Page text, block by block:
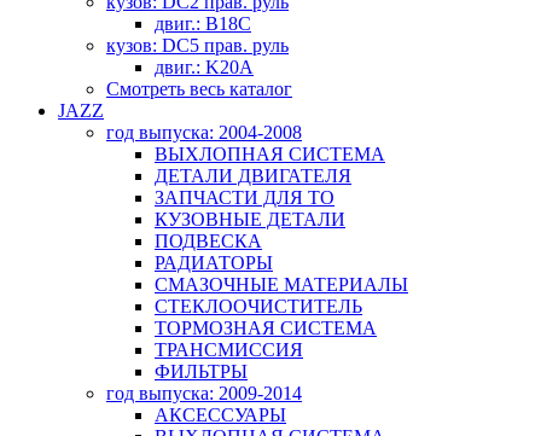
двиг.: B18C
кузов: DC5 прав. руль
двиг.: K20A
Смотреть весь каталог
JAZZ
год выпуска: 2004-2008
ВЫХЛОПНАЯ СИСТЕМА
ДЕТАЛИ ДВИГАТЕЛЯ
ЗАПЧАСТИ ДЛЯ ТО
КУЗОВНЫЕ ДЕТАЛИ
ПОДВЕСКА
РАДИАТОРЫ
СМАЗОЧНЫЕ МАТЕРИАЛЫ
СТЕКЛООЧИСТИТЕЛЬ
ТОРМОЗНАЯ СИСТЕМА
ТРАНСМИССИЯ
ФИЛЬТРЫ
год выпуска: 2009-2014
АКСЕССУАРЫ